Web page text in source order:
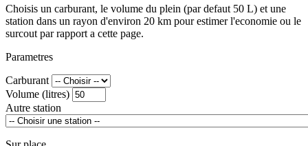
Choisis un carburant, le volume du plein (par defaut 50 L) et une
station dans un rayon d'environ 20 km pour estimer l'economie ou le
surcout par rapport a cette page.
Parametres
Carburant
Volume (litres)
Autre station